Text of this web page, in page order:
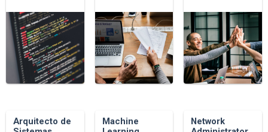
Arquitecto de
Machine
Network